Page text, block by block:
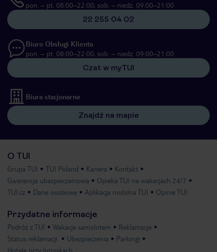
pon. – pt. 08:00–22:00, sob. – niedz. 09:00–21:00
22 255 04 02
Biuro Obsługi Klienta
pon. – pt. 08:00–22:00, sob. – niedz. 09:00–21:00
Czat w myTUI
Biura stacjonarne
Znajdź na mapie
O TUI
Grupa TUI TUI Poland Kariera
Kontakt
Gwarancja ubezpieczeniowa
Opieka TUI na wakacjach 24/7
TUI.cz
Dane osobowe Aplikacja mobilna TUI Opinie TUI
Przydatne informacje
Podróż z TUI Wakacje samolotem
Reklamacje
Status reklamacji
Ubezpieczenia
Parkingi
Hotele przy lotniskach